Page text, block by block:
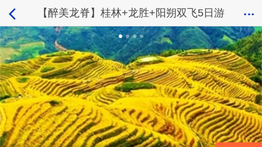
【醉美龙脊】桂林+龙胜+阳朔双飞5日游